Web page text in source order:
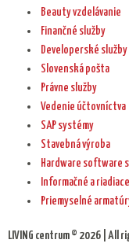
Beauty vzdelávanie
Finančné služby
Developerské služby
Slovenská pošta
Právne služby
Vedenie účtovníctva
SAP systémy
Stavebná výroba
Hardware software
Informačné a
Priemyselné
LIVING centrum © 2026 | All